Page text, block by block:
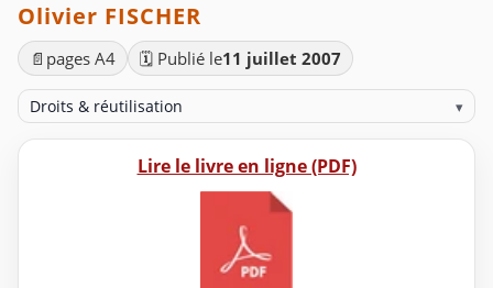
Olivier FISCHER
📄 pages A4 🗓️ Publié le11 juillet 2007
Droits & réutilisation ▾
Lire le livre en ligne (PDF)